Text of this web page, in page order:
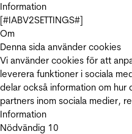
Information
[#IABV2SETTINGS#]
Om
Denna sida använder cookies
Vi använder cookies för att
leverera funktioner i sociala
delar också information om
partners inom sociala medier,
Information
Nödvändig 10